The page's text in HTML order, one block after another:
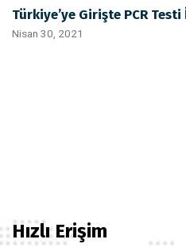
Türkiye’ye Girişte PCR
Nisan 30, 2021
Hızlı Erişim